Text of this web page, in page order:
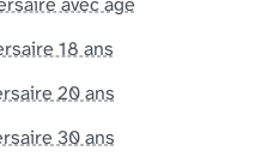
18 ans
20 ans
30 ans